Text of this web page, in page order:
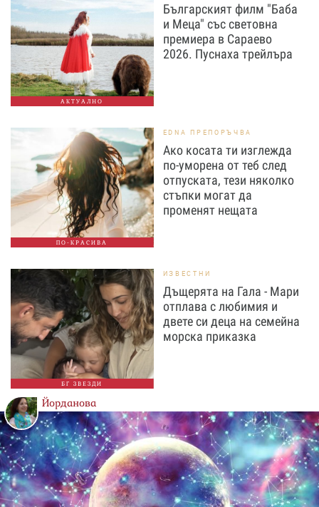
АКТУАЛНО
Българският филм "Баба
и Меца" със световна
премиера в Сараево
2026. Пуснаха трейлъра
ПО-КРАСИВА
EDNA ПРЕПОРЪЧВА
Ако косата ти изглежда
по-уморена от теб след
отпуската, тези няколко
стъпки могат да
променят нещата
БГ ЗВЕЗДИ
ИЗВЕСТНИ
Дъщерята на Гала - Мари
отплава с любимия и
двете си деца на семейна
морска приказка
Йорданова